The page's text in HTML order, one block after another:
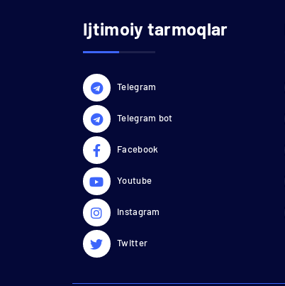
Ijtimoiy tarmoqlar
Telegram
Telegram bot
Facebook
Youtube
Instagram
Twitter